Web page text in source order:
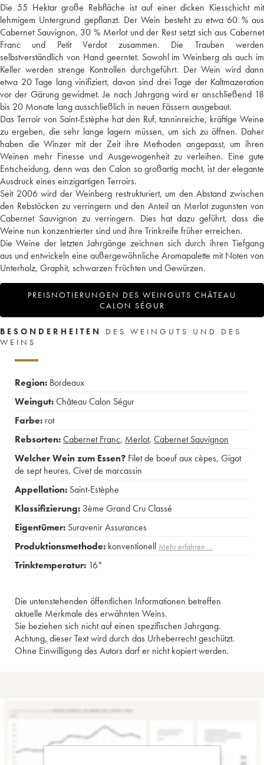
Die 55 Hektar große Rebfläche ist auf einer dicken Kiesschicht mit
lehmigem Untergrund gepflanzt. Der Wein besteht zu etwa 60 % aus
Cabernet Sauvignon, 30 % Merlot und der Rest setzt sich aus Cabernet
Franc und Petit Verdot zusammen. Die Trauben werden
selbstverständlich von Hand geerntet. Sowohl im Weinberg als auch im
Keller werden strenge Kontrollen durchgeführt. Der Wein wird dann
etwa 20 Tage lang vinifiziert, davon sind drei Tage der Kaltmazeration
vor der Gärung gewidmet. Je nach Jahrgang wird er anschließend 18
bis 20 Monate lang ausschließlich in neuen Fässern ausgebaut.
Das Terroir von Saint-Estèphe hat den Ruf, tanninreiche, kräftige Weine
zu ergeben, die sehr lange lagern müssen, um sich zu öffnen. Daher
haben die Winzer mit der Zeit ihre Methoden angepasst, um ihren
Weinen mehr Finesse und Ausgewogenheit zu verleihen. Eine gute
Entscheidung, denn was den Calon so großartig macht, ist der elegante
Ausdruck eines einzigartigen Terroirs.
Seit 2006 wird der Weinberg restrukturiert, um den Abstand zwischen
den Rebstöcken zu verringern und den Anteil an Merlot zugunsten von
Cabernet Sauvignon zu verringern. Dies hat dazu geführt, dass die
Weine nun konzentrierter sind und ihre Trinkreife früher erreichen.
Die Weine der letzten Jahrgänge zeichnen sich durch ihren Tiefgang
aus und entwickeln eine außergewöhnliche Aromapalette mit Noten von
Unterholz, Graphit, schwarzen Früchten und Gewürzen.
PREISNOTIERUNGEN DES WEINGUTS CHÂTEAU
CALON SÉGUR
BESONDERHEITEN
DES WEINGUTS UND DES
WEINS
Region: Bordeaux
Weingut:Château Calon Ségur
Farbe: rot
Rebsorten:Cabernet Franc, Merlot, Cabernet Sauvignon
Welcher Wein zum Essen? Filet de boeuf aux cèpes, Gigot
de sept heures, Civet de marcassin
Appellation: Saint-Estèphe
Klassifizierung: 3ème Grand Cru Classé
Eigentümer: Suravenir Assurances
Produktionsmethode: konventionell Mehr erfahren …
Trinktemperatur: 16°
Die untenstehenden öffentlichen Informationen betreffen
aktuelle Merkmale des erwähnten Weins.
Sie beziehen sich nicht auf einen spezifischen Jahrgang.
Achtung, dieser Text wird durch das Urheberrecht geschützt.
Ohne Einwilligung des Autors darf er nicht kopiert werden.